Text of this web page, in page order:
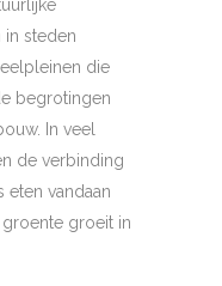
in steden
die
begrotingen
In veel
de verbinding
eten vandaan
groente groeit in